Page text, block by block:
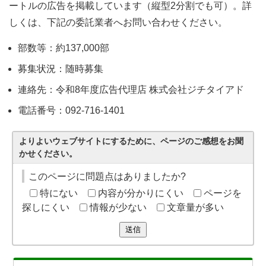
ートルの広告を掲載しています（縦型2分割でも可）。詳
しくは、下記の委託業者へお問い合わせください。
部数等：約137,000部
募集状況：随時募集
連絡先：令和8年度広告代理店 株式会社ジチタイアド
電話番号：092-716-1401
よりよいウェブサイトにするために、ページのご感想をお聞
かせください。
このページに問題点はありましたか?
特にない
内容が分かりにくい
ページを
探しにくい
情報が少ない 文章量が多い
送信